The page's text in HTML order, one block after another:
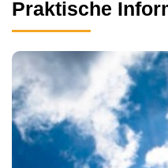
Praktische